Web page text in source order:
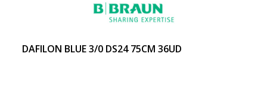
DAFILON BLUE 3/0 DS24 75CM 36UD